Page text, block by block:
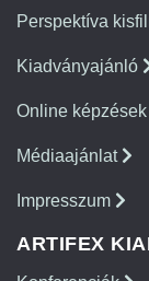
Perspektíva
Kiadványajánló
Online képzések
Médiaajánlat
Impresszum
ARTIFEX